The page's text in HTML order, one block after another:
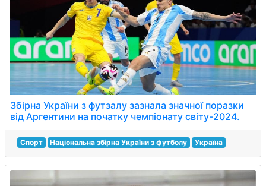
Збірна України з футзалу зазнала значної поразки
від Аргентини на початку чемпіонату світу-2024.
Спорт Національна збірна України з футболу Україна